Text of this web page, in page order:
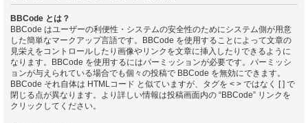
BBCode とは？
BBCode はユーザーの利便性・システムの安全性のためにシステム側が用意
した簡単なマークアップ言語です。BBCode を使用することによって文章の
見栄えをコントロールしたり画像やリンクを文章に挿入したりできるように
なります。BBCode を使用するにはパーミッションが必要です。パーミッシ
ョンが与えられている場合でも個々の投稿で BBCode を無効にできます。
BBCode それ自体は HTMLコード と似ていますが、タグを < > ではなく [ ] で
閉じる点が異なります。より詳しい情報は投稿画面内の “BBCode” リンクを
クリックしてください。